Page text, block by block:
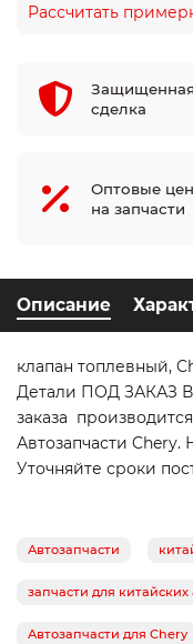
Рассчитать
Защищенная
сделка
Оптовые
на запчасти
Описание
клапан топлевный,
Детали ПОД ЗАКАЗ
заказа
Автозапчасти Chery.
Уточняйте сроки
Автозапчасти
запчасти для
Автозапчасти для Chery